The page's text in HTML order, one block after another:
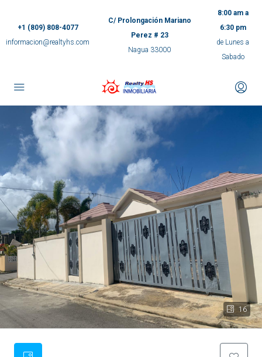
+1 (809) 808-4077
informacion@realtyhs.com
C/ Prolongación Mariano
Perez # 23
Nagua 33000
8:00 am a
6:30 pm
de Lunes a
Sabado
16